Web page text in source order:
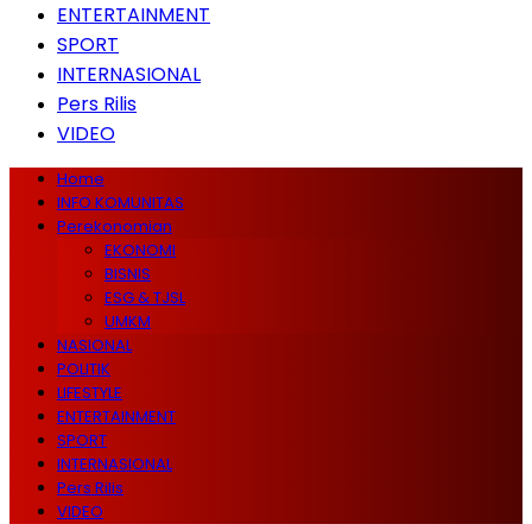
ENTERTAINMENT
SPORT
INTERNASIONAL
Pers Rilis
VIDEO
Home
INFO KOMUNITAS
Perekonomian
EKONOMI
BISNIS
ESG & TJSL
UMKM
NASIONAL
POLITIK
LIFESTYLE
ENTERTAINMENT
SPORT
INTERNASIONAL
Pers Rilis
VIDEO